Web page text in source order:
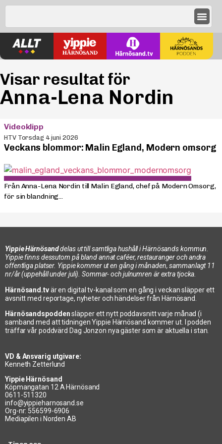
Visar resultat för
Anna-Lena Nordin
Videoklipp
HTV Torsdag 4 juni 2026
Veckans blommor: Malin Egland, Modern omsorg
Från Anna-Lena Nordin till Malin Egland, chef på Modern Omsorg,
för sin blandning...
Yippie Härnösanddelas ut till samtliga hushåll i Härnösands kommun.
Yippie finns dessutom på bland annat caféer, restauranger och andra
offentliga platser. Yippie kommer ut en gång i månaden, sammanlagt 11
nr/år (uppehåll under juli). Sommar- och julnumren är extra tjocka.
Härnösand.tvär en digital tv-kanal som en gång i veckan släpper ett
avsnitt med reportage, nyheter och händelser från Härnösand.
Härnösandspoddensläpper ett nytt poddavsnitt varje månad (i
samband med att tidningen Yippie Härnösand kommer ut. I podden
träffar vår poddvärd Dag Jonzon nya gäster som är aktuella i stan.
VD & Ansvarig utgivare:
Kenneth Zetterlund
Yippie Härnösand
Köpmangatan 12 A Härnösand
0611-511320
info@yippieharnosand.se
Org-nr: 556599-6906
Mediapilen i Norden AB